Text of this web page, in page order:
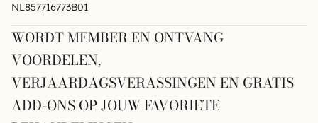
NL857716773B01
WORDT MEMBER EN ONTVANG
VOORDELEN,
VERJAARDAGSVERASSINGEN EN GRATIS
ADD-ONS OP JOUW FAVORIETE